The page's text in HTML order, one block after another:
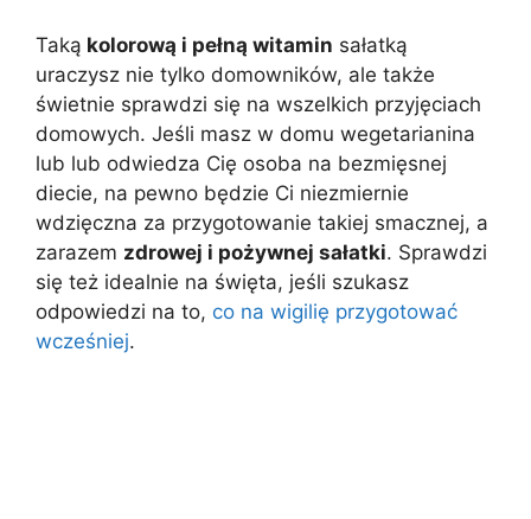
Taką kolorową i pełną witamin sałatką
uraczysz nie tylko domowników, ale także
świetnie sprawdzi się na wszelkich przyjęciach
domowych. Jeśli masz w domu wegetarianina
lub lub odwiedza Cię osoba na bezmięsnej
diecie, na pewno będzie Ci niezmiernie
wdzięczna za przygotowanie takiej smacznej, a
zarazem zdrowej i pożywnej sałatki. Sprawdzi
się też idealnie na święta, jeśli szukasz
odpowiedzi na to, co na wigilię przygotować
wcześniej.